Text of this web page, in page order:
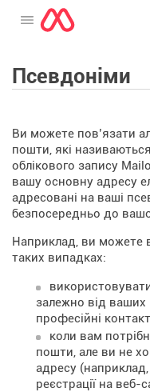
Відкрити меню
Псевдоніми
Ви можете пов’язати
пошти, які
облікового запису
вашу основну адресу
адресовані на ваші
безпосередньо до
Наприклад, ви можете
таких випадках:
залежно від ваших
професійні
коли вам
пошти, але ви не
адресу
реєстрації на веб-